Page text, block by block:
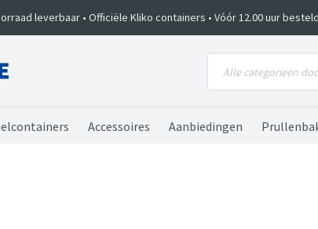
leverbaar • Officiële Kliko containers • Vóór 12.00 uur
Accessoires Aanbiedingen